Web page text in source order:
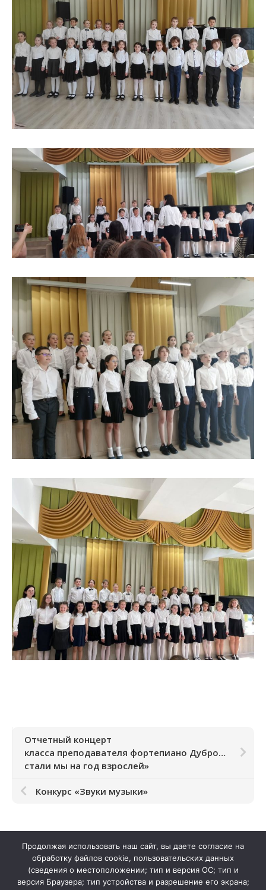
Вакантные места для приема (перевода)
обучающихся
Международное сотрудничество
Педагогический состав
Информационная безопасность
История школы
Дистанционное обучение
Организация питания в образовательной
организации
Обратная связь
Отчетный концерт
класса преподавателя фортепиано Дубровиной Евгении Анатольевны «Вот и
стали мы на год взрослей»
Конкурс «Звуки музыки»
Продолжая использовать наш сайт, вы даете согласие на
обработку файлов cookie, пользовательских данных
(сведения о местоположении; тип и версия ОС; тип и
версия Браузера; тип устройства и разрешение его экрана;